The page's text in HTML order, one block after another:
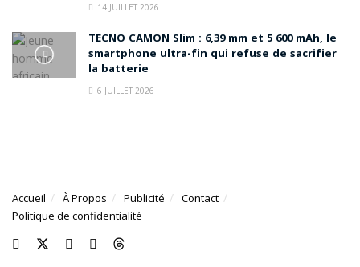
14 JUILLET 2026
TECNO CAMON Slim : 6,39 mm et 5 600 mAh, le
smartphone ultra-fin qui refuse de sacrifier
la batterie
6 JUILLET 2026
Accueil À Propos Publicité
Contact
Politique de confidentialité